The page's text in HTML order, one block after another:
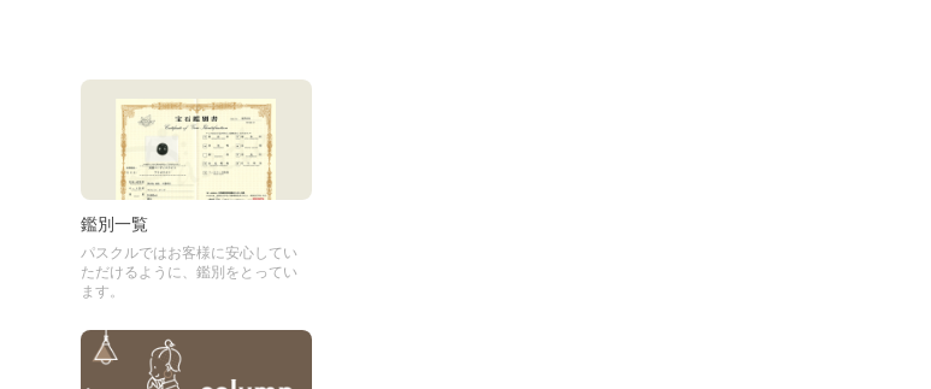
鑑別一覧
パスクルではお客様に安心してい
ただけるように、鑑別をとってい
ます。